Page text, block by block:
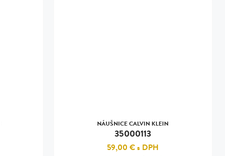
NÁUŠNICE CALVIN KLEIN
35000113
59,00 €s DPH